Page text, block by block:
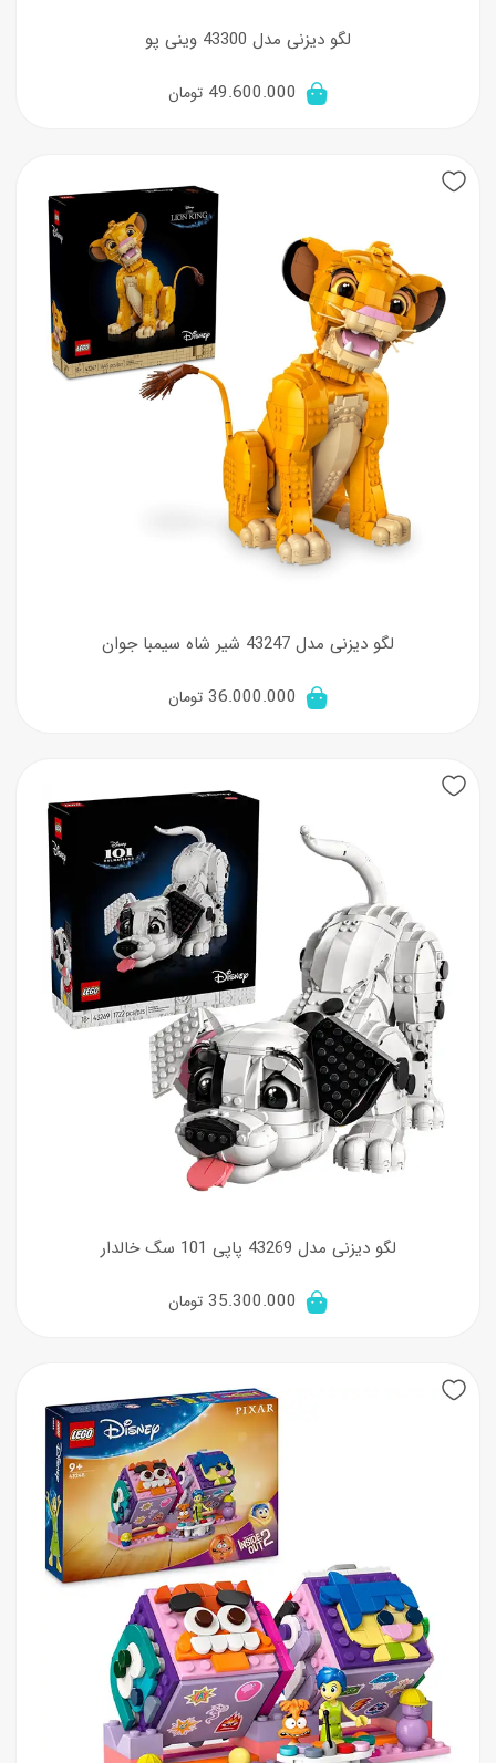
لگو دیزنی مدل 43300 وینی پو
49.600.000 تومان
لگو دیزنی مدل 43247 شیر شاه سیمبا جوان
36.000.000 تومان
لگو دیزنی مدل 43269 پاپی 101 سگ خالدار
35.300.000 تومان